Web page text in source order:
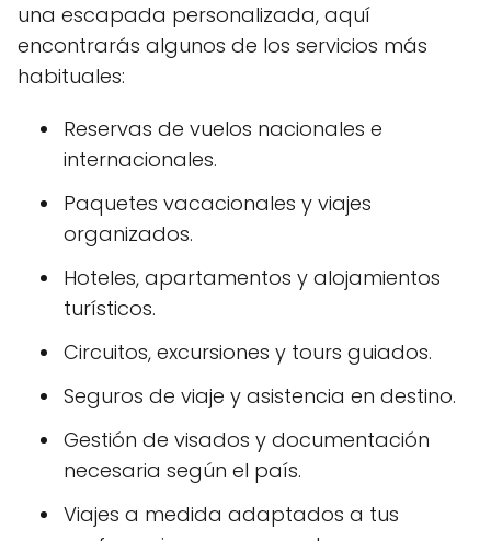
una escapada personalizada, aquí
encontrarás algunos de los servicios más
habituales:
Reservas de vuelos nacionales e
internacionales.
Paquetes vacacionales y viajes
organizados.
Hoteles, apartamentos y alojamientos
turísticos.
Circuitos, excursiones y tours guiados.
Seguros de viaje y asistencia en destino.
Gestión de visados y documentación
necesaria según el país.
Viajes a medida adaptados a tus